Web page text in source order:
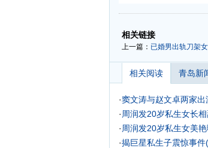
-
相关链接
上一篇： 已婚男出轨刀架
相关阅读 青岛新
·窦文涛与赵文卓两家
· 周润发20岁私生女长
· 周润发20岁私生女美
·揭巨星私生子震惊事件